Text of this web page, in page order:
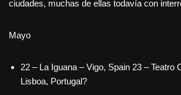
ciudades, muchas de ellas todavía con
Mayo
22 – La Iguana – Vigo, Spain 23 – Teatro
Lisboa, Portugal?